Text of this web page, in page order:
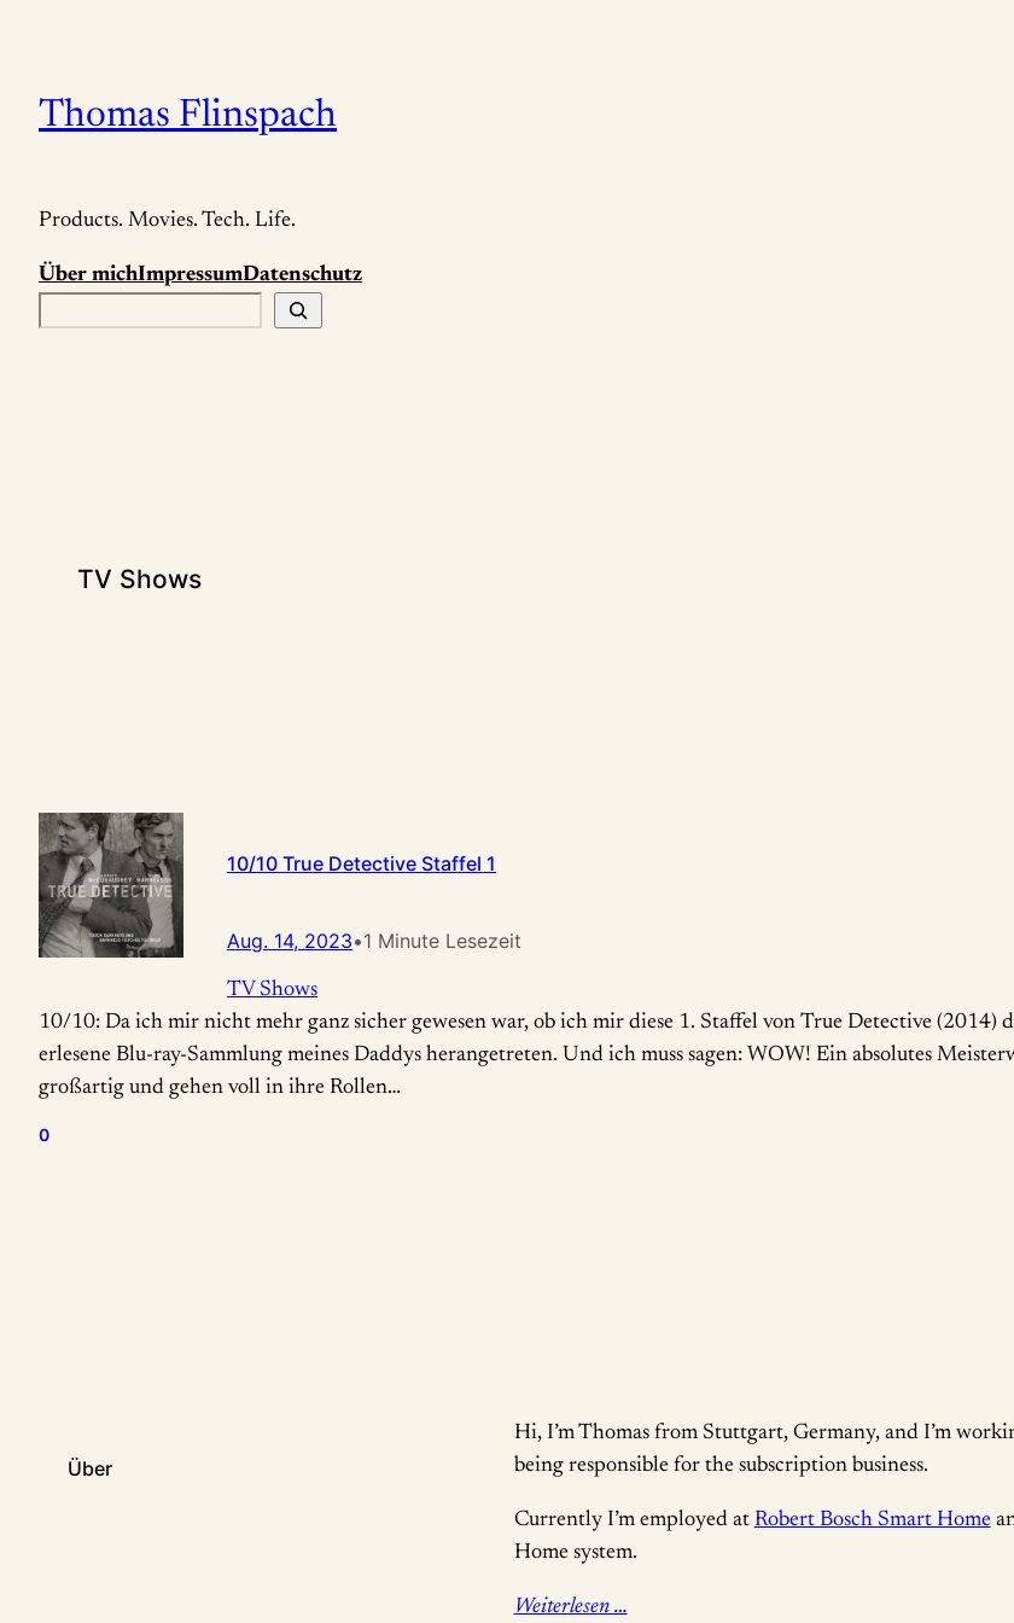
Thomas Flinspach
Products. Movies. Tech. Life.
Über michImpressumDatenschutz
u
TV Shows
10/10 True Detective Staffel 1
Aug. 14, 2023•1 Minute Lesezeit
TV Shows
10/10: Da ich mir nicht mehr ganz sicher gewesen war, ob ich mir diese 1. Staffel von True Detective (2014)
erlesene Blu-ray-Sammlung meines Daddys herangetreten. Und ich muss sagen: WOW! Ein absolutes
großartig und gehen voll in ihre Rollen…
0
Über
Hi, I’m Thomas from Stuttgart, Germany, and I’m
being responsible for the subscription business.
Currently I’m employed at Robert Bosch Smart Home
Home system.
Weiterlesen …